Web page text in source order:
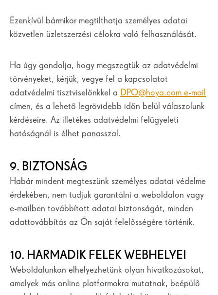
Ezenkívül bármikor megtilthatja személyes adatai
közvetlen üzletszerzési célokra való felhasználását.
Ha úgy gondolja, hogy megszegtük az adatvédelmi
törvényeket, kérjük, vegye fel a kapcsolatot
adatvédelmi tisztviselőnkkel a DPO@hoya.com e-mail
címen, és a lehető legrövidebb időn belül válaszolunk
kérdéseire. Az illetékes adatvédelmi felügyeleti
hatóságnál is élhet panasszal.
9. BIZTONSÁG
Habár mindent megteszünk személyes adatai védelme
érdekében, nem tudjuk garantálni a weboldalon vagy
e-mailben továbbított adatai biztonságát, minden
adattovábbítás az Ön saját felelősségére történik.
10. HARMADIK FELEK WEBHELYEI
Weboldalunkon elhelyezhetünk olyan hivatkozásokat,
amelyek más online platformokra mutatnak, beépülő